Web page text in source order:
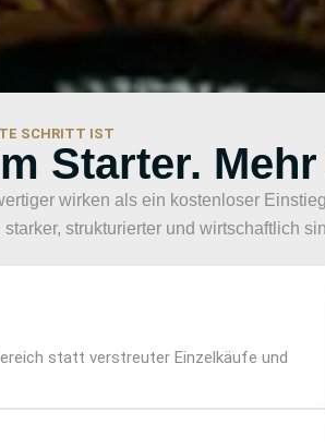
SCHRITT IST
Starter.
wirken als ein kostenloser
strukturierter und wirtschaftlich
statt verstreuter Einzelkäufe und